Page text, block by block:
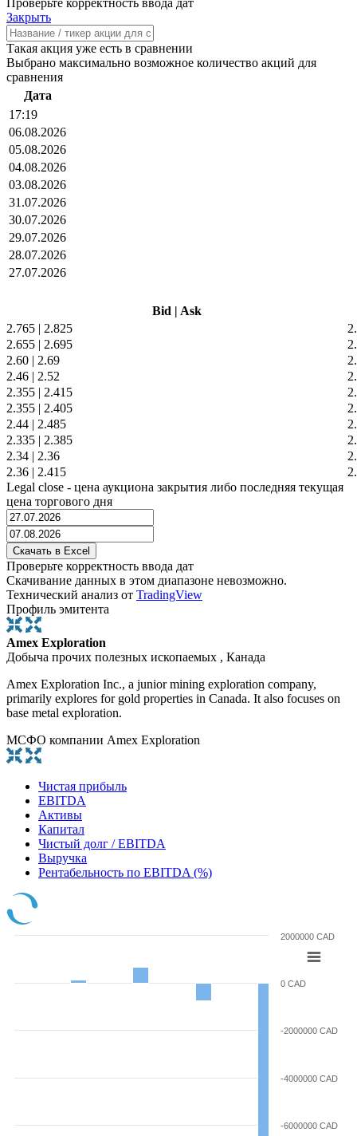
Закрыть
Такая акция уже есть в сравнении
Выбрано максимально возможное количество акций для
сравнения
Дата
17:19
06.08.2026
05.08.2026
04.08.2026
03.08.2026
31.07.2026
30.07.2026
29.07.2026
28.07.2026
27.07.2026
Bid | Ask
2.765 | 2.825
2.655 | 2.695
2.60 | 2.69
2.46 | 2.52
2.355 | 2.415
2.355 | 2.405
2.44 | 2.485
2.335 | 2.385
2.34 | 2.36
2.36 | 2.415
Legal close - цена аукциона закрытия либо последняя текущая
цена торгового дня
Проверьте корректность ввода дат
Скачивание данных в этом диапазоне невозможно.
Технический анализ от TradingView
Профиль эмитента
Amex Exploration
Добыча прочих полезных ископаемых , Канада
Amex Exploration Inc., a junior mining exploration company,
primarily explores for gold properties in Canada. It also focuses on
base metal exploration.
МСФО компании Amex Exploration
Чистая прибыль
EBITDA
Активы
Капитал
Чистый долг / EBITDA
Выручка
Рентабельность по EBITDA (%)
-6000000 CAD
-4000000 CAD
-2000000 CAD
0 CAD
2000000 CAD